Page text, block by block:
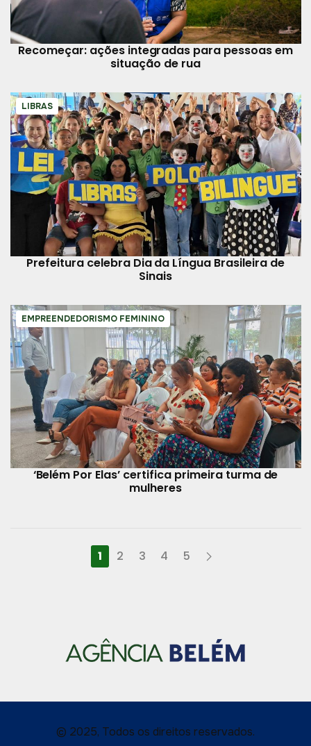
Recomeçar: ações integradas para pessoas em
situação de rua
LIBRAS
Prefeitura celebra Dia da Língua Brasileira de
Sinais
EMPREENDEDORISMO FEMININO
‘Belém Por Elas’ certifica primeira turma de
mulheres
1 2 3 4 5
© 2025, Todos os direitos reservados.